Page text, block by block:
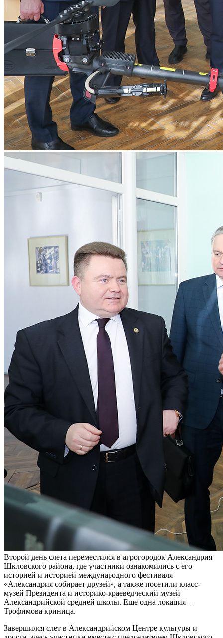
Второй день слета переместился в агрогородок Александрия
Шкловского района, где участники ознакомились с его
историей и историей международного фестиваля
«Александрия собирает друзей», а также посетили класс-
музей Президента и историко-краеведческий музей
Александрийской средней школы. Еще одна локация –
Трофимова криница.
Завершился слет в Александрийском Центре культуры и